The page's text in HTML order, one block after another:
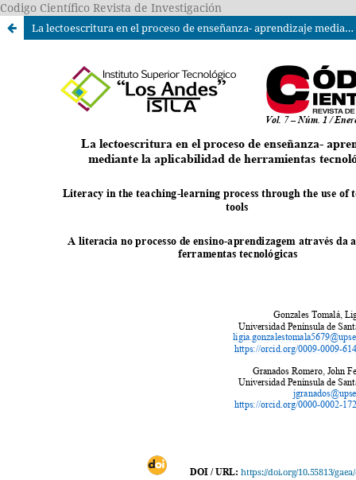
Codigo Científico Revista de Investigación
La lectoescritura en el proceso de enseñanza- aprendizaje mediante la aplicabilidad de herramientas tecnológicas